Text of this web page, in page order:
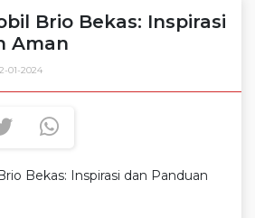
Brio Bekas: Inspirasi
Aman
01-2024